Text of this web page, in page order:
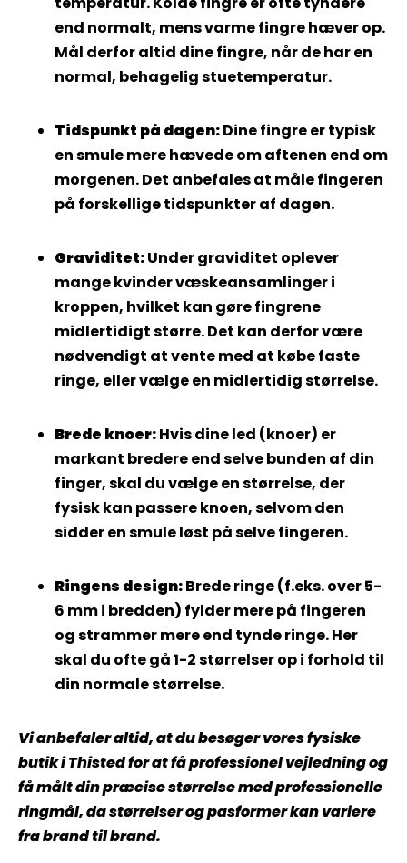
end normalt, mens varme fingre hæver op.
Mål derfor altid dine fingre, når de har en
normal, behagelig stuetemperatur.
Tidspunkt på dagen:Dine fingre er typisk
en smule mere hævede om aftenen end om
morgenen. Det anbefales at måle fingeren
på forskellige tidspunkter af dagen.
Graviditet:Under graviditet oplever
mange kvinder væskeansamlinger i
kroppen, hvilket kan gøre fingrene
midlertidigt større. Det kan derfor være
nødvendigt at vente med at købe faste
ringe, eller vælge en midlertidig størrelse.
Brede knoer:Hvis dine led (knoer) er
markant bredere end selve bunden af din
finger, skal du vælge en størrelse, der
fysisk kan passere knoen, selvom den
sidder en smule løst på selve fingeren.
Ringens design:Brede ringe (f.eks. over 5-
6 mm i bredden) fylder mere på fingeren
og strammer mere end tynde ringe. Her
skal du ofte gå 1-2 størrelser op i forhold til
din normale størrelse.
Vi anbefaler altid, at du besøger vores fysiske
butik i Thisted for at få professionel vejledning og
få målt din præcise størrelse med professionelle
ringmål, da størrelser og pasformer kan variere
fra brand til brand.